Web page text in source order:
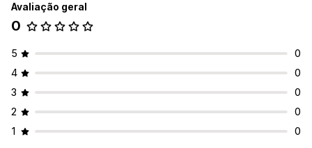
Avaliação geral
0
5
0
4
0
3
0
2
0
1
0